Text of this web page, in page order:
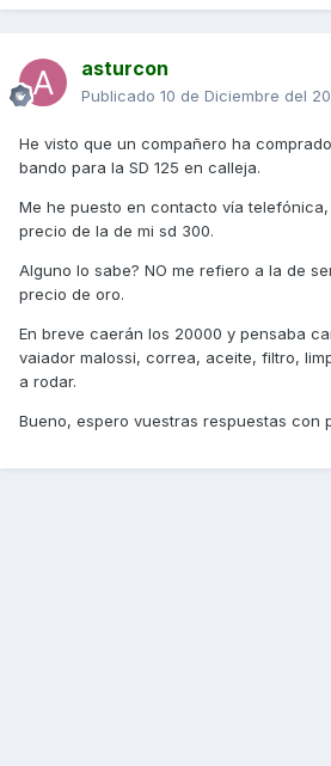
asturcon
Publicado 10 de Diciembre del
He visto que un compañero ha
bando para la SD 125 en calleja.
Me he puesto en contacto vía
precio de la de mi sd 300.
Alguno lo sabe? NO me refiero a la de
precio de oro.
En breve caerán los 20000 y pensaba
vaiador malossi, correa, aceite, filtro,
a rodar.
Bueno, espero vuestras respuestas con